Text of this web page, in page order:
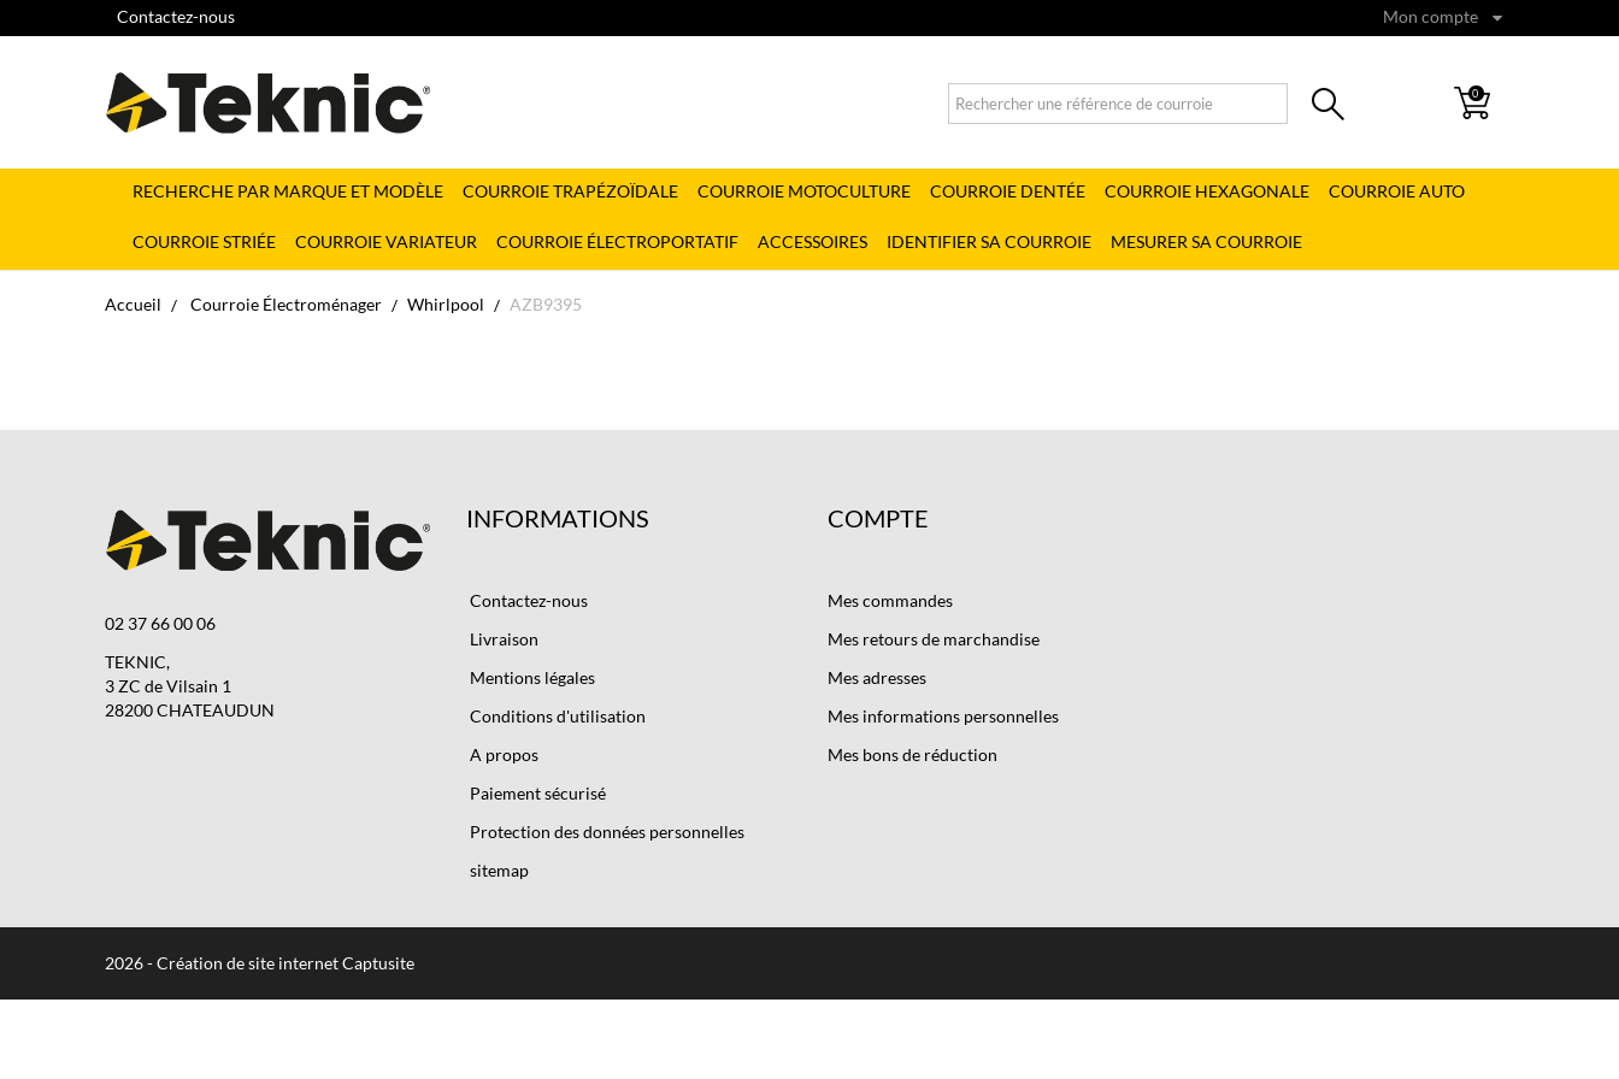
Mon compte
Contactez-nous
0
RECHERCHE PAR MARQUE ET MODÈLE COURROIE TRAPÉZOÏDALE COURROIE MOTOCULTURE COURROIE DENTÉE COURROIE HEXAGONALE COURROIE AUTO
COURROIE STRIÉE COURROIE VARIATEUR COURROIE ÉLECTROPORTATIF ACCESSOIRES IDENTIFIER SA COURROIE MESURER SA COURROIE
Accueil Courroie Électroménager Whirlpool AZB9395
02 37 66 00 06
TEKNIC,
3 ZC de Vilsain 1
28200 CHATEAUDUN
INFORMATIONS
Contactez-nous
Livraison
Mentions légales
Conditions d'utilisation
A propos
Paiement sécurisé
Protection des données personnelles
sitemap
COMPTE
Mes commandes
Mes retours de marchandise
Mes adresses
Mes informations personnelles
Mes bons de réduction
2026 - Création de site internet Captusite